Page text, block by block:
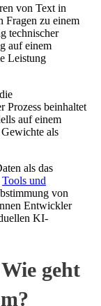
von Text in
Fragen zu einem
technischer
auf einem
Leistung
Prozess beinhaltet
auf einem
als
als das
Tools und
von
Entwickler
KI-
geht